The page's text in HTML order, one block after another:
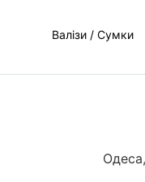
Валізи / Сумки